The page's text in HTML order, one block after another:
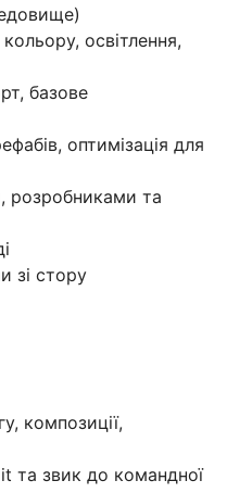
освітлення,
базове
оптимізація для
розробниками та
зі стору
композиції,
та звик до командної